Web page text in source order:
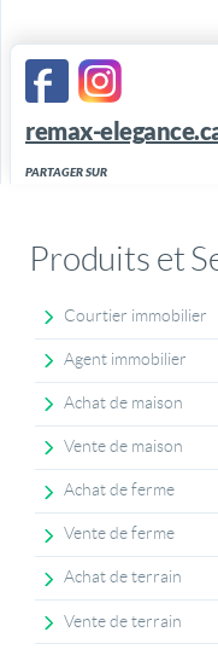
remax-
PARTAGER SUR
Produits et
Courtier immobilier
Agent immobilier
Achat de maison
Vente de maison
Achat de ferme
Vente de ferme
Achat de terrain
Vente de terrain